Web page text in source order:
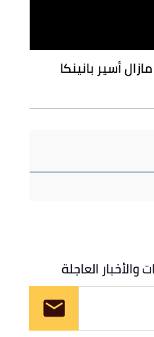
أسير بانينكا
العاجلة